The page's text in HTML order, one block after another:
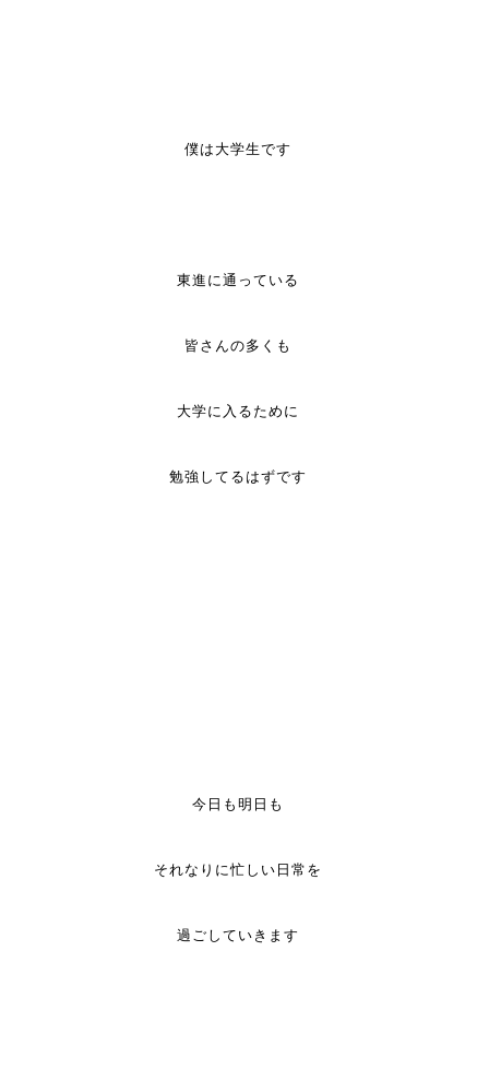
僕は大学生です
東進に通っている
皆さんの多くも
大学に入るために
勉強してるはずです
今日も明日も
それなりに忙しい日常を
過ごしていきます